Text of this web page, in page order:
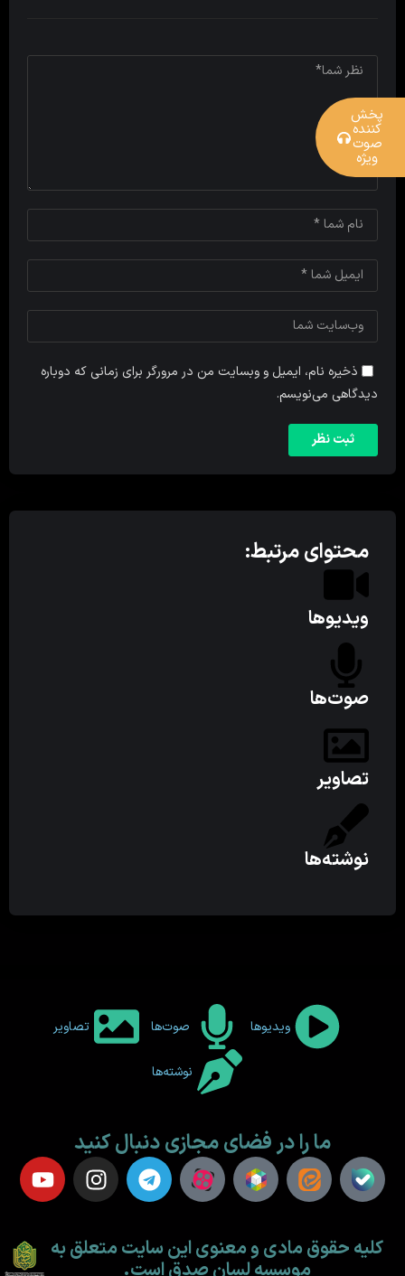
ذخیره نام، ایمیل و وبسایت من در مرورگر برای زمانی که دوباره
دیدگاهی می‌نویسم.
محتوای مرتبط:
ویدیوها
صوت‌ها
تصاویر
نوشته‌ها
ویدیوها صوت‌ها تصاویر
نوشته‌ها
ما را در فضای مجازی دنبال کنید
کلیه حقوق مادی و معنوی این سایت متعلق به
پخش
کننده
صوت
ویژه